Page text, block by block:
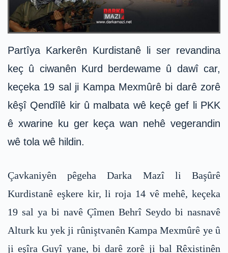
Partîya Karkerên Kurdistanê li ser revandina
keç û ciwanên Kurd berdewame û dawî car,
keçeka 19 sal ji Kampa Mexmûrê bi darê zorê
kêşî Qendîlê kir û malbata wê keçê gef li PKK
ê xwarine ku ger keça wan nehê vegerandin
wê tola wê hildin.
Çavkaniyên pêgeha Darka Mazî li Başûrê
Kurdistanê eşkere kir, li roja 14 vê mehê, keçeka
19 sal ya bi navê Çîmen Behrî Seydo bi nasnavê
Alturk ku yek ji rûniştvanên Kampa Mexmûrê ye û
ji eşîra Guyî yane, bi darê zorê ji bal Rêxistinên